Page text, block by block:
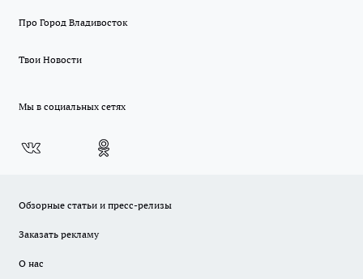
Про Город Владивосток
Твои Новости
Мы в социальных сетях
Обзорные статьи и пресс-релизы
Заказать рекламу
О нас